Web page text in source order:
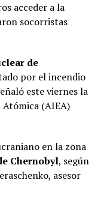
acceder a la
socorristas
de
por el incendio
este viernes la
(AIEA)
en la zona
Chernobyl, según
asesor